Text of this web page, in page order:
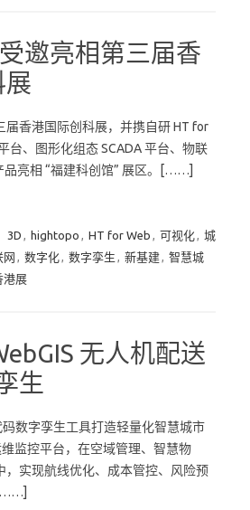
邀亮相第三届香
展
届香港国际创科展，并携自研 HT for
台、图形化组态 SCADA 平台、物联
品亮相 “福建科创馆” 展区。[……]
3D , hightopo , HT for Web , 可视化, 城
网 , 数字化, 数字孪生 , 新基建, 智慧城
港展
无人机配送
生
码数字孪生工具打造轻量化智慧城市
监控平台，在空域管理、智慧物
，实现航线优化、成本管控、风险预